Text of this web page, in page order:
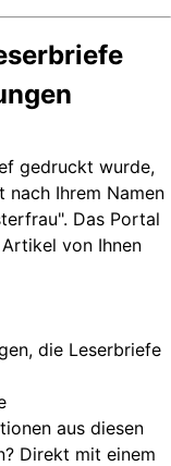
gedruckt wurde,
nach Ihrem Namen
Das Portal
von Ihnen
die Leserbriefe
aus diesen
Direkt mit einem